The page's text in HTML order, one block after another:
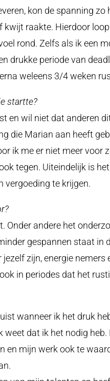
kon de spanning zo
raakte. Hierdoor
rond. Zelfs als ik een
drukke periode van
weleens 3/4 weken
startte?
en wil niet dat anderen
die Marian aan heeft
ik me er niet meer voor
tegen. Uiteindelijk is
vergoeding te krijgen.
Onder andere het
gespannen staat in
zijn, energie nemers
in periodes dat het
wanneer ik het druk
weet dat ik het nodig
en mijn werk ook te